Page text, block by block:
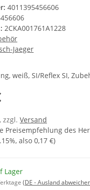
4011395456606
2CKA001761A1228
Jaeger
weiß, SI/Reflex SI,
zzgl. Versand
Preisempfehlung des
, also 0,17 €)
Lager
(DE - Ausland